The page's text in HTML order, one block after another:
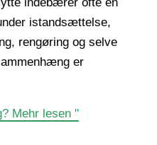
istandsættelse,
rengøring og selve
er
Mehr lesen "